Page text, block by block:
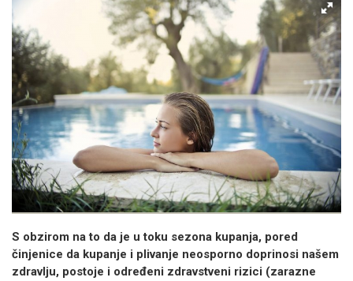
S obzirom na to da je u toku sezona kupanja, pored
činjenice da kupanje i plivanje neosporno doprinosi našem
zdravlju, postoje i određeni zdravstveni rizici (zarazne